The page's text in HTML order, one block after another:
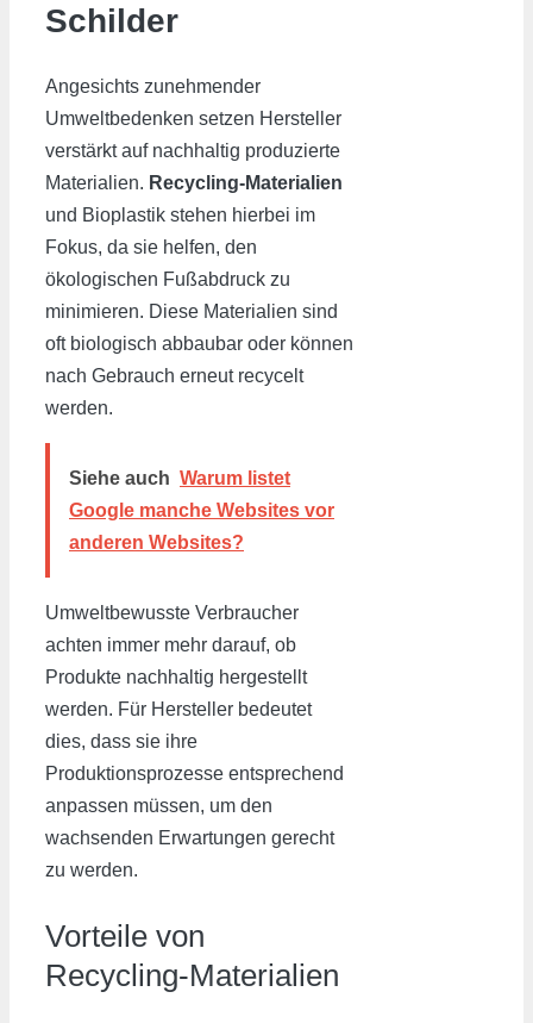
Schilder
Angesichts zunehmender
Umweltbedenken setzen Hersteller
verstärkt auf nachhaltig produzierte
Materialien. Recycling-Materialien
und Bioplastik stehen hierbei im
Fokus, da sie helfen, den
ökologischen Fußabdruck zu
minimieren. Diese Materialien sind
oft biologisch abbaubar oder können
nach Gebrauch erneut recycelt
werden.
Siehe auch Warum listet
Google manche Websites vor
anderen Websites?
Umweltbewusste Verbraucher
achten immer mehr darauf, ob
Produkte nachhaltig hergestellt
werden. Für Hersteller bedeutet
dies, dass sie ihre
Produktionsprozesse entsprechend
anpassen müssen, um den
wachsenden Erwartungen gerecht
zu werden.
Vorteile von
Recycling-Materialien